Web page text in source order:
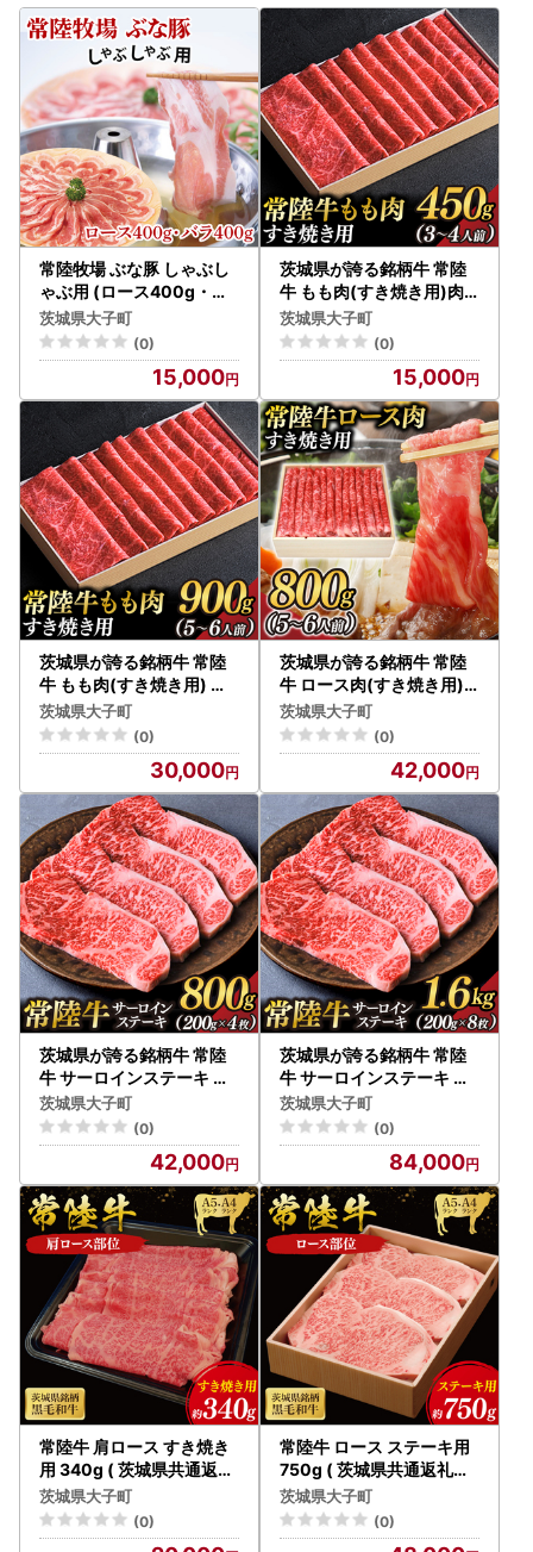
茶 （BF008）
常陸牧場 ぶな豚 しゃぶし
ゃぶ用 (ロース400g・バ
ラ400g)（AX002）
茨城県大子町
(0)
15,000
茨城県が誇る銘柄牛 常陸
牛 もも肉(すき焼き用)肉
質4～5等級 約450g(3～4
人前) 【茨城県共通返礼品
】(BZ001)
茨城県大子町
(0)
15,000
茨城県が誇る銘柄牛 常陸
牛 もも肉(すき焼き用) 肉
質4～5等級 約900g(5～6
人前)【茨城県共通返礼品
】(BZ002)
茨城県大子町
(0)
30,000
茨城県が誇る銘柄牛 常陸
牛 ロース肉(すき焼き用)
肉質4～5等級 800g(5～6
人前)【茨城県共通返礼品
】(BZ003)
茨城県大子町
(0)
42,000
茨城県が誇る銘柄牛 常陸
牛 サーロインステーキ 肉
質4～5等級 約800g(約20
0g×4枚)【茨城県共通返
礼品】(BZ004)
茨城県大子町
(0)
42,000
茨城県が誇る銘柄牛 常陸
牛 サーロインステーキ 肉
質4～5等級 約1.6kg(約20
0g×8枚)【茨城県共通返
礼品】(BZ005)
茨城県大子町
(0)
84,000
常陸牛 肩ロース すき焼き
用 340g ( 茨城県共通返礼
品 ) 国産 肉 すきやき ブラ
ンド牛 ギフト お祝い 黒毛
和牛 最高級ブランド 大子
茨城県大子町
(0)
常陸牛 ロース ステーキ用
750g ( 茨城県共通返礼品
) 国産 肉 ステーキ ブラン
ド牛 ギフト 贈り物 お歳暮
お中元 お祝い 黒毛和牛 最
茨城県大子町
(0)